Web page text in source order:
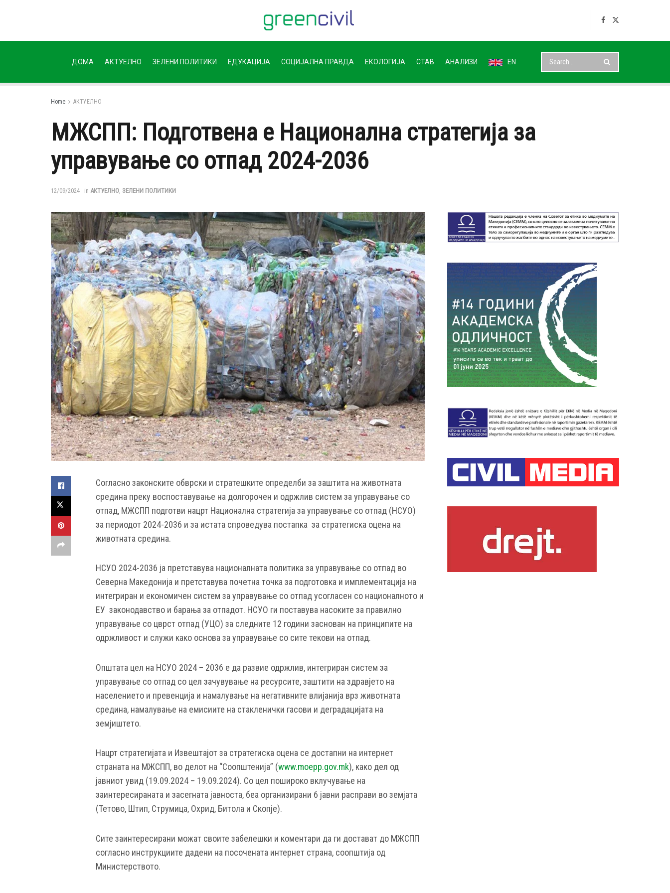
ДОМА АКТУЕЛНО ЗЕЛЕНИ ПОЛИТИКИ ЕДУКАЦИЈА СОЦИЈАЛНА ПРАВДА ЕКОЛОГИЈА СТАВ АНАЛИЗИ EN
Home АКТУЕЛНО
МЖСПП: Подготвена е Национална стратегија за
управување со отпад 2024-2036
12/09/2024 in АКТУЕЛНО, ЗЕЛЕНИ ПОЛИТИКИ
Согласно законските обврски и стратешките определби за заштита на животната
средина преку воспоставување на долгорочен и одржлив систем за управување со
отпад, МЖСПП подготви нацрт Национална стратегија за управување со отпад (НСУО)
за периодот 2024-2036 и за истата спроведува постапка за стратегиска оцена на
животната средина.
НСУO 2024-2036 ја претставува националната политика за управување со отпад во
Северна Македонија и претставува почетна точка за подготовка и имплементација на
интегриран и економичен систем за управување со отпад усогласен со националното и
ЕУ законодавство и барања за отпадот. НСУO ги поставува насоките за правилно
управување со цврст отпад (УЦО) за следните 12 години заснован на принципите на
одржливост и служи како основа за управување со сите текови на отпад.
Општата цел на НСУО 2024 – 2036 е да развие одржлив, интегриран систем за
управување со отпад со цел зачувување на ресурсите, заштити на здравјето на
населението и превенција и намалување на негативните влијанија врз животната
средина, намалување на емисиите на стакленички гасови и деградацијата на
земјиштето.
Нацрт стратегијата и Извештајот за стратегиска оцена се достапни на интернет
страната на МЖСПП, во делот на “Соопштенија” (www.moepp.gov.mk), како дел од
јавниот увид (19.09.2024 – 19.09.2024). Со цел пошироко вклучување на
заинтересираната и засегната јавноста, беа организирани 6 јавни расправи во земјата
(Тетово, Штип, Струмица, Охрид, Битола и Скопје).
Сите заинтересирани можат своите забелешки и коментари да ги достават до МЖСПП
согласно инструкциите дадени на посочената интернет страна, соопштија од
Министерството.